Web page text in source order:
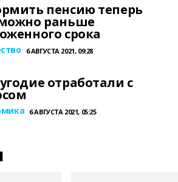
пенсию теперь
раньше
срока
6 АВГУСТА 2021, 09:28
отработали с
6 АВГУСТА 2021, 05:25